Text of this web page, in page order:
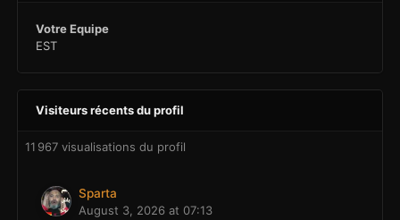
Votre Equipe
EST
Visiteurs récents du profil
11 967 visualisations du profil
Sparta
August 3, 2026 at 07:13